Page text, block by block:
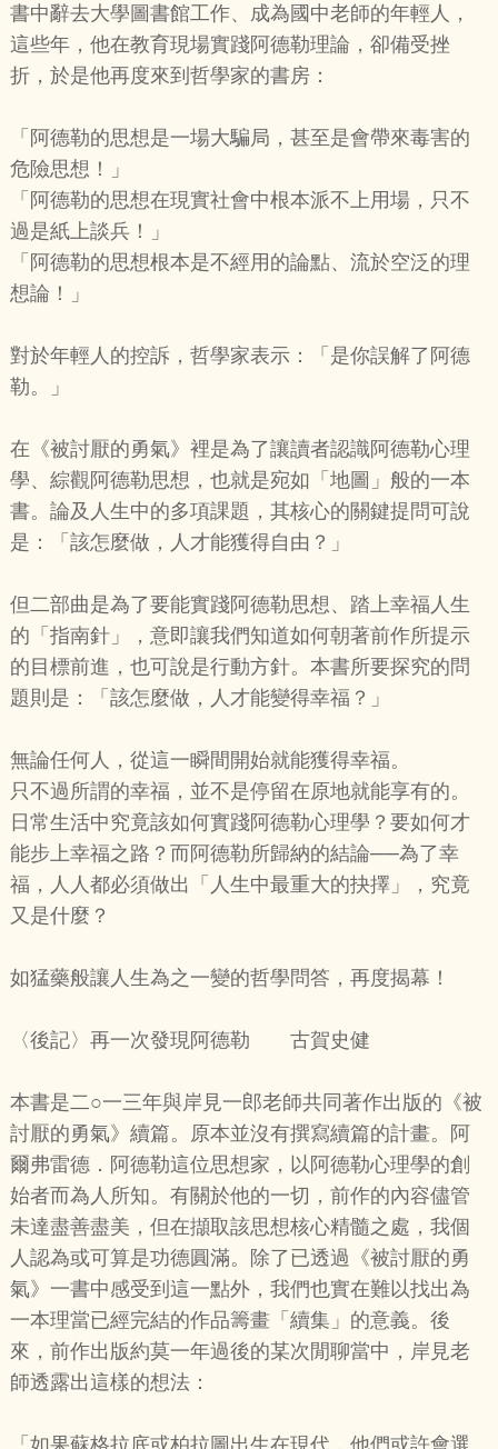
書中辭去大學圖書館工作、成為國中老師的年輕人，
這些年，他在教育現場實踐阿德勒理論，卻備受挫
折，於是他再度來到哲學家的書房：
「阿德勒的思想是一場大騙局，甚至是會帶來毒害的
危險思想！」
「阿德勒的思想在現實社會中根本派不上用場，只不
過是紙上談兵！」
「阿德勒的思想根本是不經用的論點、流於空泛的理
想論！」
對於年輕人的控訴，哲學家表示：「是你誤解了阿德
勒。」
在《被討厭的勇氣》裡是為了讓讀者認識阿德勒心理
學、綜觀阿德勒思想，也就是宛如「地圖」般的一本
書。論及人生中的多項課題，其核心的關鍵提問可說
是：「該怎麼做，人才能獲得自由？」
但二部曲是為了要能實踐阿德勒思想、踏上幸福人生
的「指南針」，意即讓我們知道如何朝著前作所提示
的目標前進，也可說是行動方針。本書所要探究的問
題則是：「該怎麼做，人才能變得幸福？」
無論任何人，從這一瞬間開始就能獲得幸福。
只不過所謂的幸福，並不是停留在原地就能享有的。
日常生活中究竟該如何實踐阿德勒心理學？要如何才
能步上幸福之路？而阿德勒所歸納的結論──為了幸
福，人人都必須做出「人生中最重大的抉擇」，究竟
又是什麼？
如猛藥般讓人生為之一變的哲學問答，再度揭幕！
〈後記〉再一次發現阿德勒 古賀史健
本書是二○一三年與岸見一郎老師共同著作出版的《被
討厭的勇氣》續篇。原本並沒有撰寫續篇的計畫。阿
爾弗雷德．阿德勒這位思想家，以阿德勒心理學的創
始者而為人所知。有關於他的一切，前作的內容儘管
未達盡善盡美，但在擷取該思想核心精髓之處，我個
人認為或可算是功德圓滿。除了已透過《被討厭的勇
氣》一書中感受到這一點外，我們也實在難以找出為
一本理當已經完結的作品籌畫「續集」的意義。後
來，前作出版約莫一年過後的某次閒聊當中，岸見老
師透露出這樣的想法：